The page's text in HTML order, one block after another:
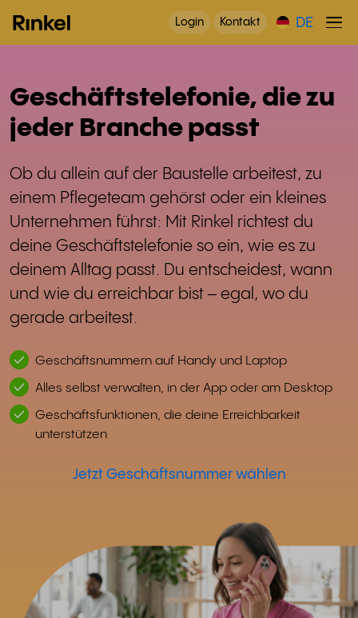
Login Kontakt DE
Geschäftstelefonie, die zu
jeder Branche passt
Ob du allein auf der Baustelle arbeitest, zu
einem Pflegeteam gehörst oder ein kleines
Unternehmen führst: Mit Rinkel richtest du
deine Geschäftstelefonie so ein, wie es zu
deinem Alltag passt. Du entscheidest, wann
und wie du erreichbar bist – egal, wo du
gerade arbeitest.
Geschäftsnummern auf Handy und Laptop
Alles selbst verwalten, in der App oder am Desktop
Geschäftsfunktionen, die deine Erreichbarkeit
unterstützen
Jetzt Geschäftsnummer wählen